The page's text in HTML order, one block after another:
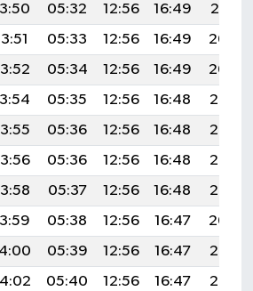
05:32 12:56 16:49
20:10
05:33 12:56 16:49
20:09
05:34 12:56 16:49
20:09
05:35 12:56 16:48
20:08
05:36 12:56 16:48
20:07
05:36 12:56 16:48
20:06
05:37 12:56 16:48
20:05
05:38 12:56 16:47
20:04
05:39 12:56 16:47
20:03
05:40 12:56 16:47
20:02